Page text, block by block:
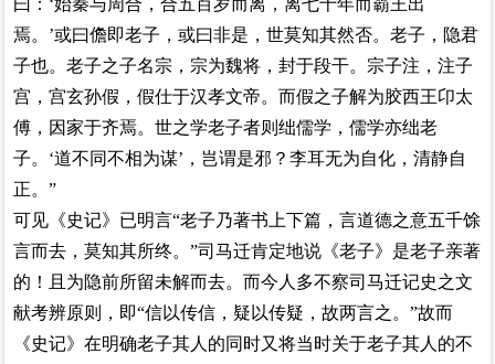
曰：‘始秦与周合，合五百岁而离，离七十年而霸王出
焉。’或曰儋即老子，或曰非是，世莫知其然否。老子，隐君
子也。老子之子名宗，宗为魏将，封于段干。宗子注，注子
宫，宫玄孙假，假仕于汉孝文帝。而假之子解为胶西王卬太
傅，因家于齐焉。世之学老子者则绌儒学，儒学亦绌老
子。‘道不同不相为谋’，岂谓是邪？李耳无为自化，清静自
正。”
可见《史记》已明言“老子乃著书上下篇，言道德之意五千馀
言而去，莫知其所终。”司马迁肯定地说《老子》是老子亲著
的！且为隐前所留未解而去。而今人多不察司马迁记史之文
献考辨原则，即“信以传信，疑以传疑，故两言之。”故而
《史记》在明确老子其人的同时又将当时关于老子其人的不